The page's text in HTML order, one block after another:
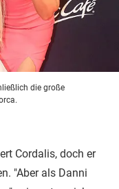
die große
Cordalis, doch er
"Aber als Danni